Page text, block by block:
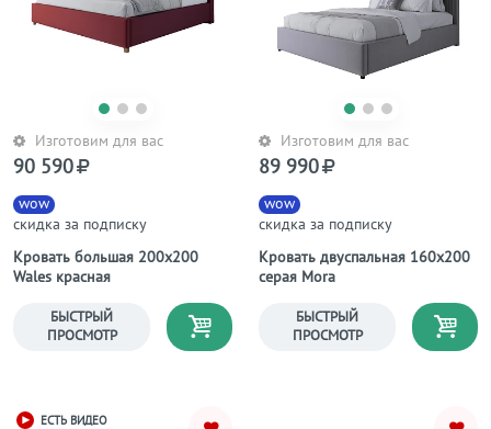
Изготовим для вас
Кровать большая 200х200
Wales красная
wow
скидка за подписку
90 590
БЫСТРЫЙ
ПРОСМОТР
Изготовим для вас
Кровать двуспальная 160х200
серая Mora
wow
скидка за подписку
89 990
БЫСТРЫЙ
ПРОСМОТР
ЕСТЬ ВИДЕО